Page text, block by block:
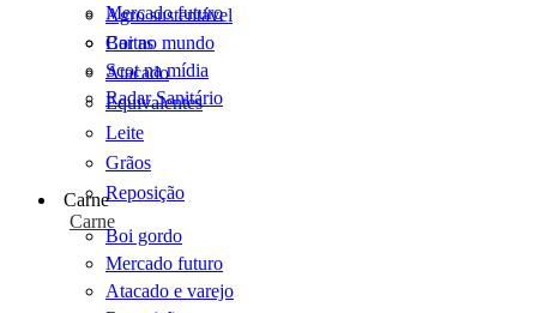
Agro sustentável
Cartas
Scot na mídia
Radar Sanitário
Mercado futuro
Boi no mundo
Atacado
Equivalentes
Leite
Grãos
Reposição
Carne
Carne
Boi gordo
Mercado futuro
Atacado e varejo